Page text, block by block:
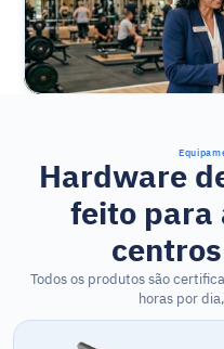
Hardware
feito para
Todos os produtos são
horas por